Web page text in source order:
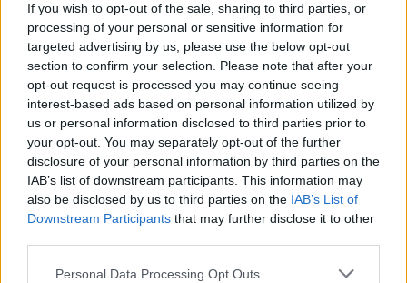
If you wish to opt-out of the sale, sharing to third parties, or
processing of your personal or sensitive information for
targeted advertising by us, please use the below opt-out
section to confirm your selection. Please note that after your
opt-out request is processed you may continue seeing
interest-based ads based on personal information utilized by
us or personal information disclosed to third parties prior to
your opt-out. You may separately opt-out of the further
disclosure of your personal information by third parties on the
IAB’s list of downstream participants. This information may
also be disclosed by us to third parties on the IAB’s List of
Downstream Participants that may further disclose it to other
Please note that this website/app uses one or more Google
Personal Data Processing Opt Outs
definita, mai putin lata decat soldurile si bustul,
acestea din urma fiind egale in latime. Poti opta
pentru rochii care imbratiseaza talia, nu o
ascund, cu decolteu in forma de V sau de
barcuta, daca alegi o fusta mai ampla. Poti sa te
indrepti si spre o rochie sirena si nu evita
rochiile de printesa sau cele in forma de A cu
drapaje.